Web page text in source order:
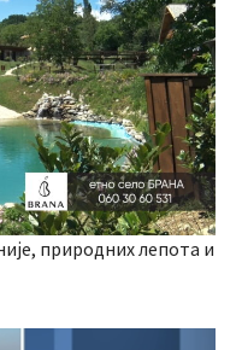
природних лепота и